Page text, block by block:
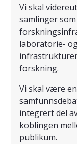
Vi skal
samlinger
laboratorie-
forskning.
Vi skal være
integrert del
koblingen
publikum.